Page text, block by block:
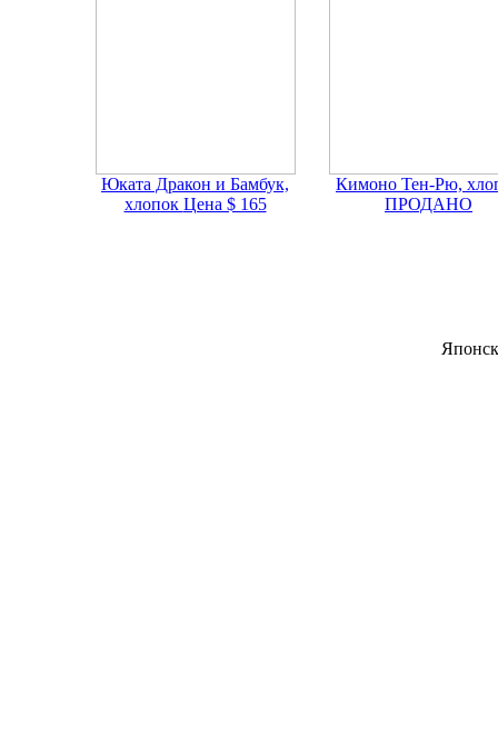
Юката Дракон и Бамбук,
хлопок Цена $ 165
Кимоно Тен-Рю,
ПРОДАНО